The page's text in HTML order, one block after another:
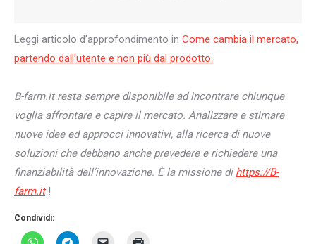
Leggi articolo d’approfondimento in Come cambia il mercato,
partendo dall’utente e non più dal prodotto.
B-farm.it resta sempre disponibile ad incontrare chiunque
voglia affrontare e capire il mercato. Analizzare e stimare
nuove idee ed approcci innovativi, alla ricerca di nuove
soluzioni che debbano anche prevedere e richiedere una
finanziabilità dell’innovazione. È la missione di https://B-
farm.it !
Condividi: